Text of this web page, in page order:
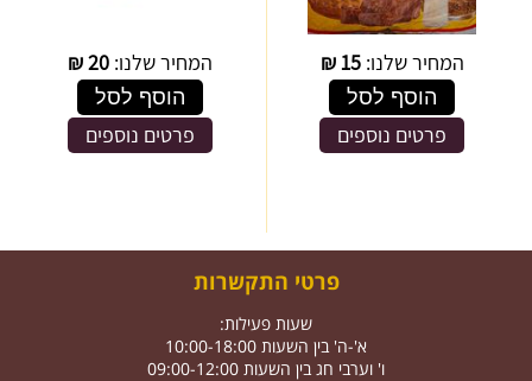
המחיר שלנו:15
₪
הוסף לסל
פרטים נוספים
המחיר שלנו:20
₪
הוסף לסל
פרטים נוספים
פרטי התקשרות
שעות פעילות:
א'-ה' בין השעות 10:00-18:00
ו' וערבי חג בין השעות 09:00-12:00